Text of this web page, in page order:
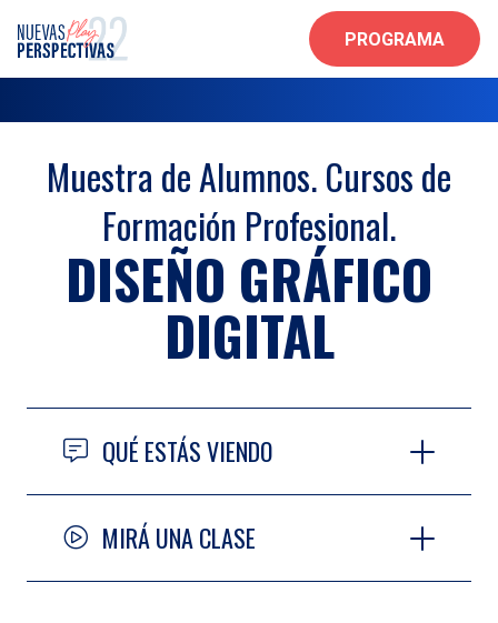
PROGRAMA
Muestra de Alumnos. Cursos de
Formación Profesional.
DISEÑO GRÁFICO
DIGITAL
QUÉ ESTÁS VIENDO
MIRÁ UNA CLASE